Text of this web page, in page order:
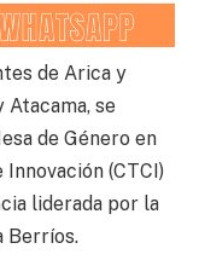
de Arica y
Atacama, se
de Género en
(CTCI)
liderada por la
Berríos.